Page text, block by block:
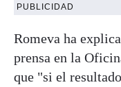
PUBLICIDAD
Romeva ha
prensa en la
que "si el